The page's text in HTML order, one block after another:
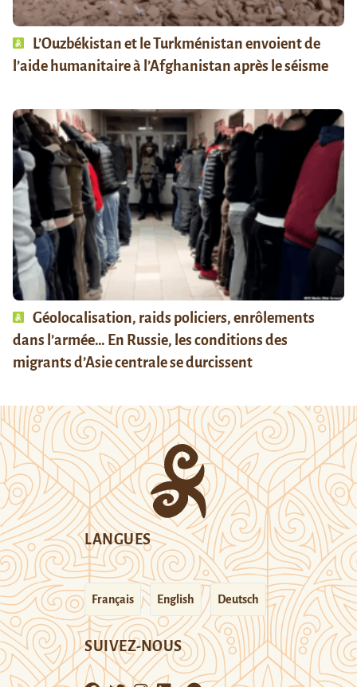
L’Ouzbékistan et le Turkménistan envoient de
l’aide humanitaire à l’Afghanistan après le séisme
Géolocalisation, raids policiers, enrôlements
dans l’armée… En Russie, les conditions des
migrants d’Asie centrale se durcissent
LANGUES
Français English Deutsch
SUIVEZ-NOUS